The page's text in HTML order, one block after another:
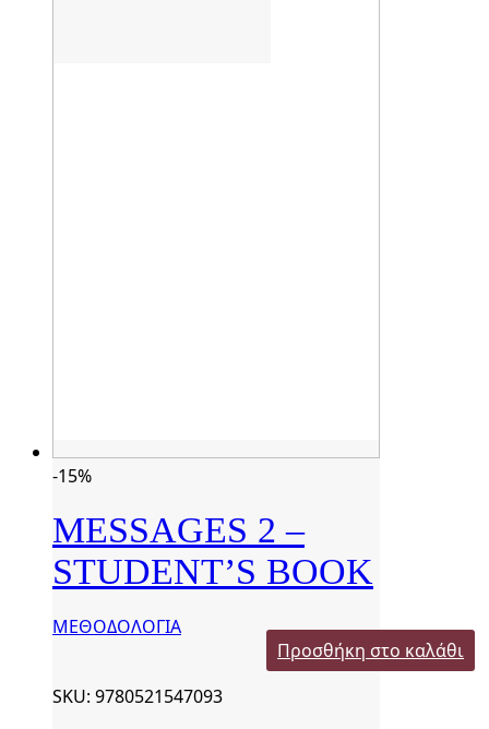
-15%
MESSAGES 2 –
STUDENT’S BOOK
ΜΕΘΟΔΟΛΟΓΙΑ
Προσθήκη στο καλάθι
SKU: 9780521547093